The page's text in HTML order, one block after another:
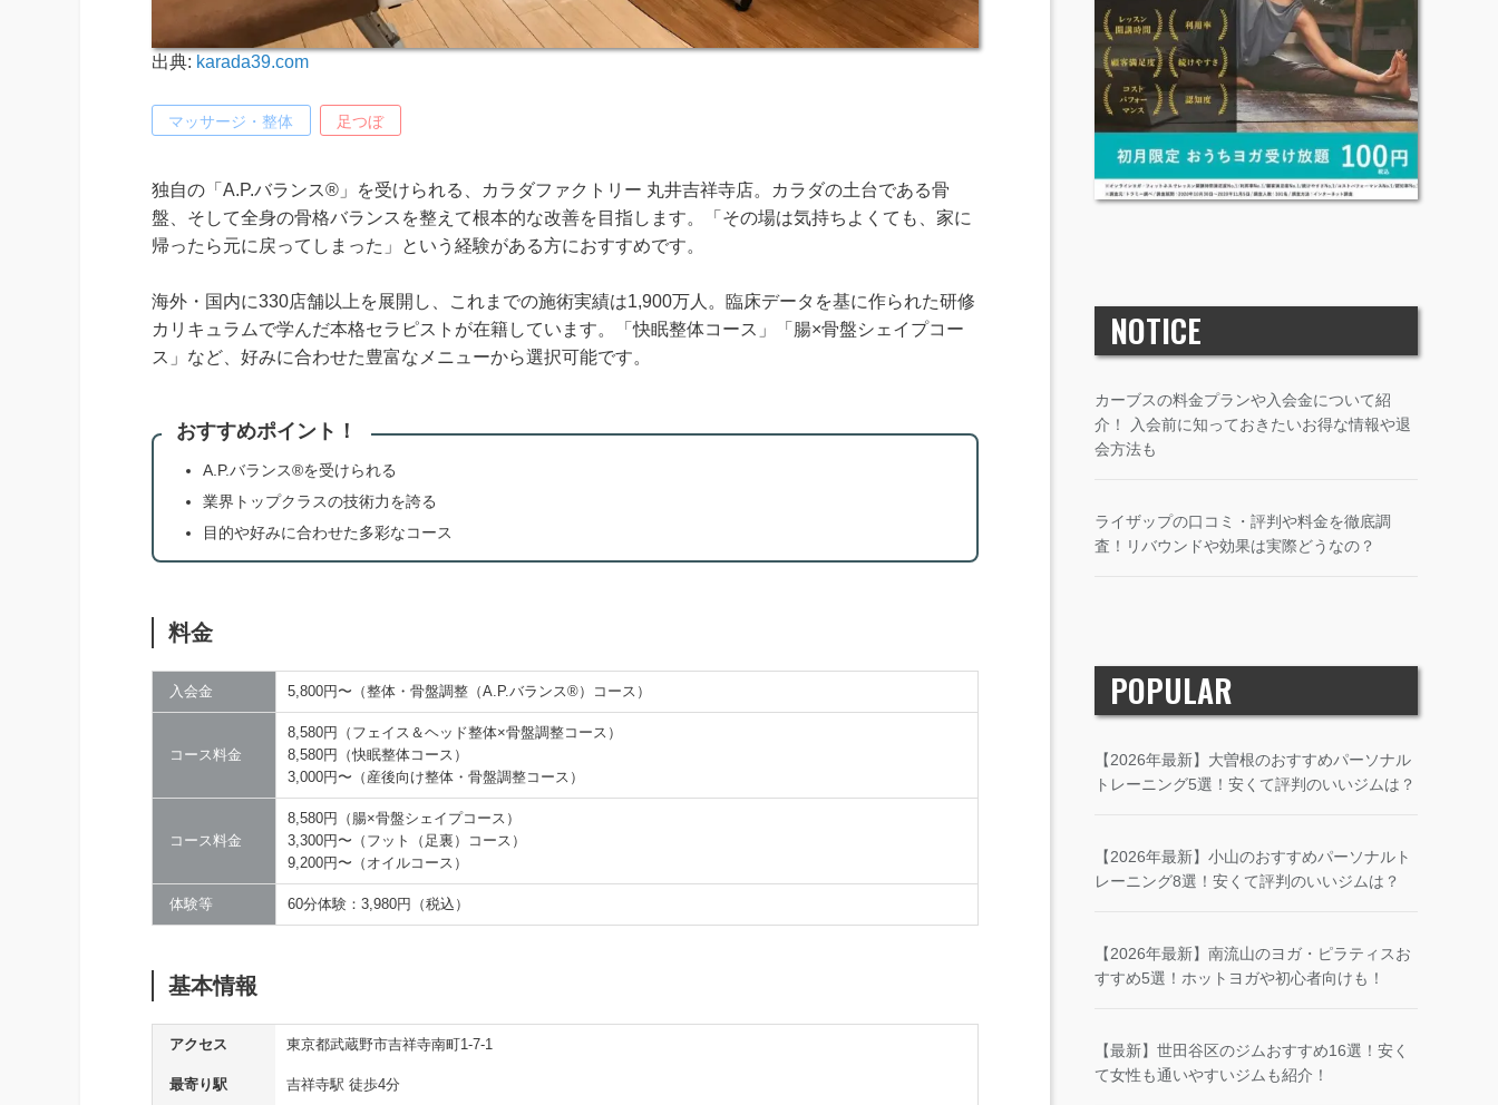
出典: karada39.com
マッサージ・整体 足つぼ
独自の「A.P.バランス®」を受けられる、カラダファクトリー 丸井吉祥寺店。カラダの土台である骨
盤、そして全身の骨格バランスを整えて根本的な改善を目指します。「その場は気持ちよくても、家に
帰ったら元に戻ってしまった」という経験がある方におすすめです。
海外・国内に330店舗以上を展開し、これまでの施術実績は1,900万人。臨床データを基に作られた研修
カリキュラムで学んだ本格セラピストが在籍しています。「快眠整体コース」「腸×骨盤シェイプコー
ス」など、好みに合わせた豊富なメニューから選択可能です。
おすすめポイント！
A.P.バランス®を受けられる
業界トップクラスの技術力を誇る
目的や好みに合わせた多彩なコース
料金
入会金 5,800円〜（整体・骨盤調整（A.P.バランス®）コース）
コース料金
8,580円（フェイス＆ヘッド整体×骨盤調整コース）
8,580円（快眠整体コース）
3,000円〜（産後向け整体・骨盤調整コース）
コース料金
8,580円（腸×骨盤シェイプコース）
3,300円〜（フット（足裏）コース）
9,200円〜（オイルコース）
体験等 60分体験：3,980円（税込）
基本情報
アクセス 東京都武蔵野市吉祥寺南町1-7-1
最寄り駅 吉祥寺駅 徒歩4分
NOTICE
カーブスの料金プランや入会金について紹
介！ 入会前に知っておきたいお得な情報や退
会方法も
ライザップの口コミ・評判や料金を徹底調
査！リバウンドや効果は実際どうなの？
POPULAR
【2026年最新】大曽根のおすすめパーソナル
トレーニング5選！安くて評判のいいジムは？
【2026年最新】小山のおすすめパーソナルト
レーニング8選！安くて評判のいいジムは？
【2026年最新】南流山のヨガ・ピラティスお
すすめ5選！ホットヨガや初心者向けも！
【最新】世田谷区のジムおすすめ16選！安く
て女性も通いやすいジムも紹介！